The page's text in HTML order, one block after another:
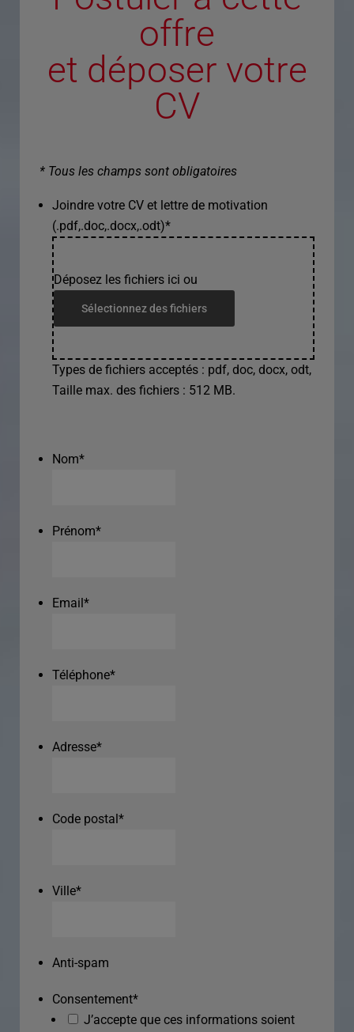
offre
et déposer votre
CV
* Tous les champs sont obligatoires
Joindre votre CV et lettre de motivation
(.pdf,.doc,.docx,.odt)*
Déposez les fichiers ici ou
Sélectionnez des fichiers
Types de fichiers acceptés : pdf, doc, docx, odt,
Taille max. des fichiers : 512 MB.
Nom*
Prénom*
Email*
Téléphone*
Adresse*
Code postal*
Ville*
Anti-spam
Consentement*
J’accepte que ces informations soient